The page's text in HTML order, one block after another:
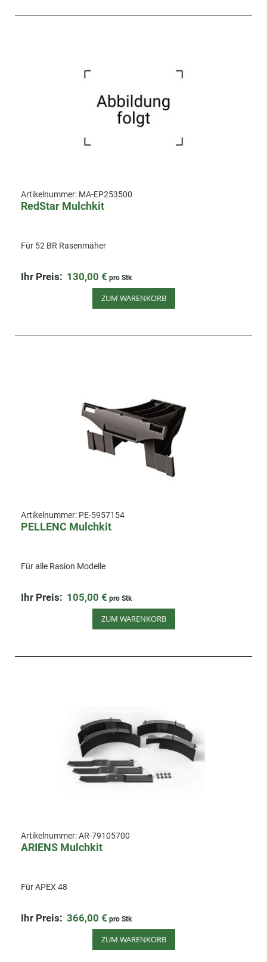
Artikelnummer: MA-EP253500
RedStar Mulchkit
Für 52 BR Rasenmäher
Ihr Preis: 130,00 € pro Stk
ZUM WARENKORB
Artikelnummer: PE-5957154
PELLENC Mulchkit
Für alle Rasion Modelle
Ihr Preis: 105,00 € pro Stk
ZUM WARENKORB
Artikelnummer:AR-79105700
ARIENS Mulchkit
Für APEX 48
Ihr Preis: 366,00 € pro Stk
ZUM WARENKORB